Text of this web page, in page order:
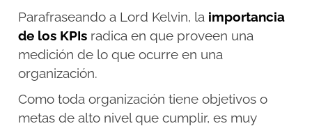
Parafraseando a Lord Kelvin, la importancia
de los KPIs radica en que proveen una
medición de lo que ocurre en una
organización.
Como toda organización tiene objetivos o
metas de alto nivel que cumplir, es muy